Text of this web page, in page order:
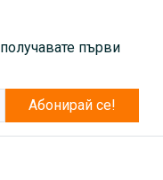
първи
Абонирай се!